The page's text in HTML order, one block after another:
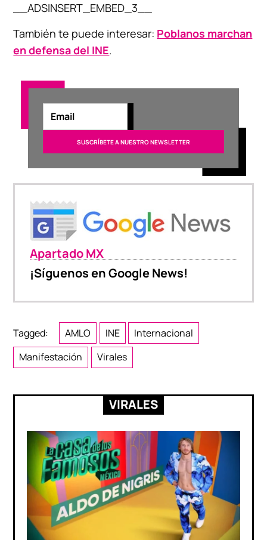
__ADSINSERT_EMBED_3__
También te puede interesar: Poblanos marchan
en defensa del INE.
Apartado MX
¡Síguenos en Google News!
Tagged: AMLO INE
Internacional
Manifestación
Virales
VIRALES